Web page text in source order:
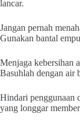
lancar.
Jangan pernah
Gunakan bantal
Menjaga kebersihan
Basuhlah dengan air
Hindari penggunaan
yang longgar